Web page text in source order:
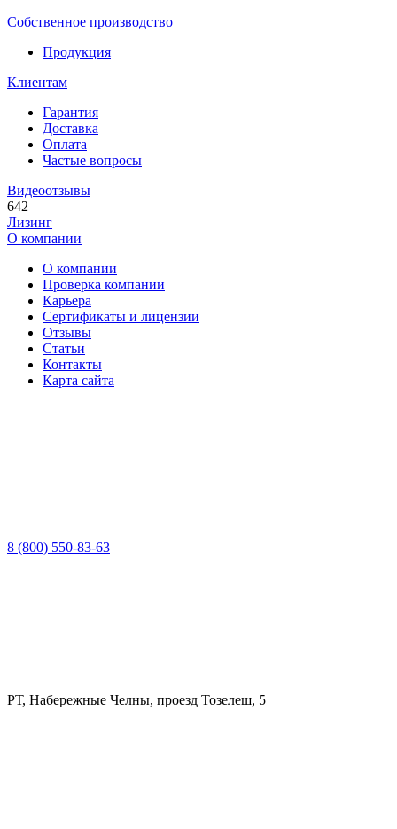
Собственное производство
Продукция
Клиентам
Гарантия
Доставка
Оплата
Частые вопросы
Видеоотзывы
642
Лизинг
О компании
О компании
Проверка компании
Карьера
Сертификаты и лицензии
Отзывы
Статьи
Контакты
Карта сайта
8 (800) 550-83-63
РТ, Набережные Челны, проезд Тозелеш, 5